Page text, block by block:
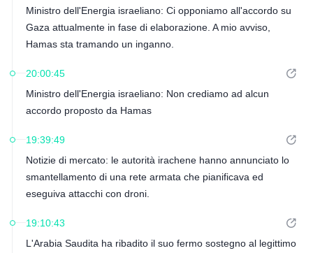
Ministro dell'Energia israeliano: Ci opponiamo all'accordo su
Gaza attualmente in fase di elaborazione. A mio avviso,
Hamas sta tramando un inganno.
20:00:45
Ministro dell'Energia israeliano: Non crediamo ad alcun
accordo proposto da Hamas
19:39:49
Notizie di mercato: le autorità irachene hanno annunciato lo
smantellamento di una rete armata che pianificava ed
eseguiva attacchi con droni.
19:10:43
L'Arabia Saudita ha ribadito il suo fermo sostegno al legittimo